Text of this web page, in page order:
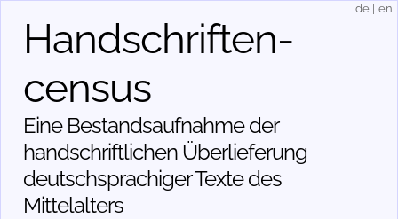
Handschriften­
census
Eine Bestandsaufnahme der
handschriftlichen Über­lieferung
deutschsprachiger Texte des
Mittelalters
de en